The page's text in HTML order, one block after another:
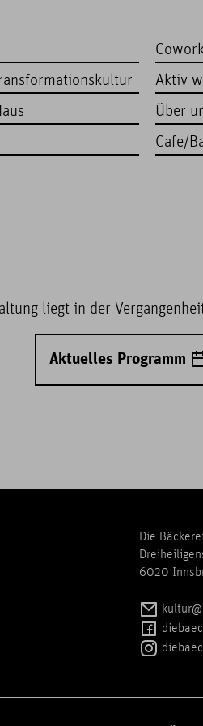
Aktiv
Über
Cafe/
liegt in der
Aktuelles Programm
Die
6020